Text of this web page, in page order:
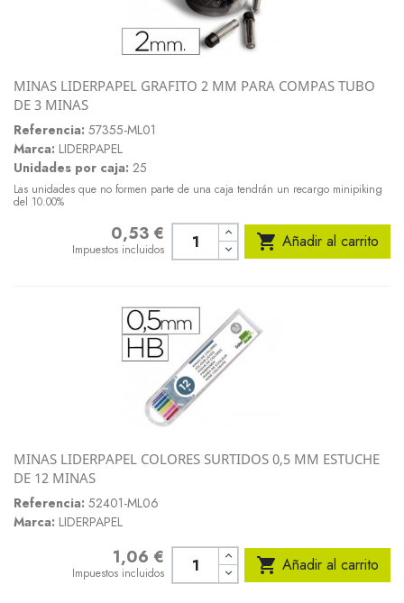
MINAS LIDERPAPEL GRAFITO 2 MM PARA COMPAS TUBO
DE 3 MINAS
Referencia: 57355-ML01
Marca: LIDERPAPEL
Unidades por caja: 25
Las unidades que no formen parte de una caja tendrán un recargo minipiking
del 10.00%
0,53 €
Impuestos incluidos  Añadir al carrito
MINAS LIDERPAPEL COLORES SURTIDOS 0,5 MM ESTUCHE
DE 12 MINAS
Referencia: 52401-ML06
Marca: LIDERPAPEL
1,06 €
Impuestos incluidos  Añadir al carrito